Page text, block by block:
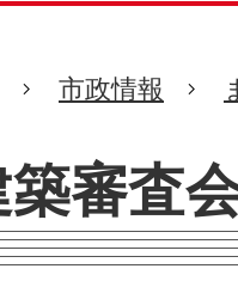
市政情報
審査